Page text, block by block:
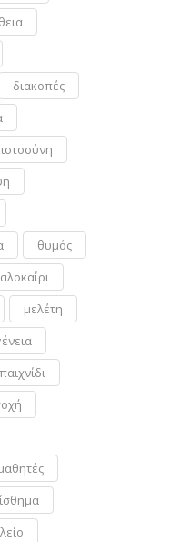
διακοπές
θυμός
μελέτη
παιχνίδι